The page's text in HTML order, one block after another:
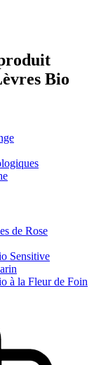
Bio
de Rose
Sensitive
à la Fleur de Foin